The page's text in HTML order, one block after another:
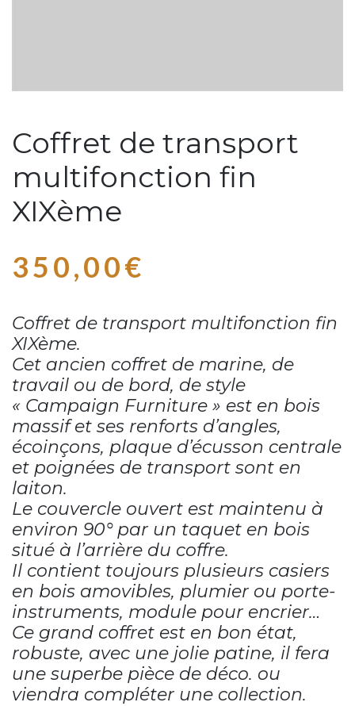
Coffret de transport
multifonction fin
XIXème
350,00€
Coffret de transport multifonction fin
XIXème.
Cet ancien coffret de marine, de
travail ou de bord, de style
« Campaign Furniture » est en bois
massif et ses renforts d’angles,
écoinçons, plaque d’écusson centrale
et poignées de transport sont en
laiton.
Le couvercle ouvert est maintenu à
environ 90° par un taquet en bois
situé à l’arrière du coffre.
Il contient toujours plusieurs casiers
en bois amovibles, plumier ou porte-
instruments, module pour encrier…
Ce grand coffret est en bon état,
robuste, avec une jolie patine, il fera
une superbe pièce de déco. ou
viendra compléter une collection.